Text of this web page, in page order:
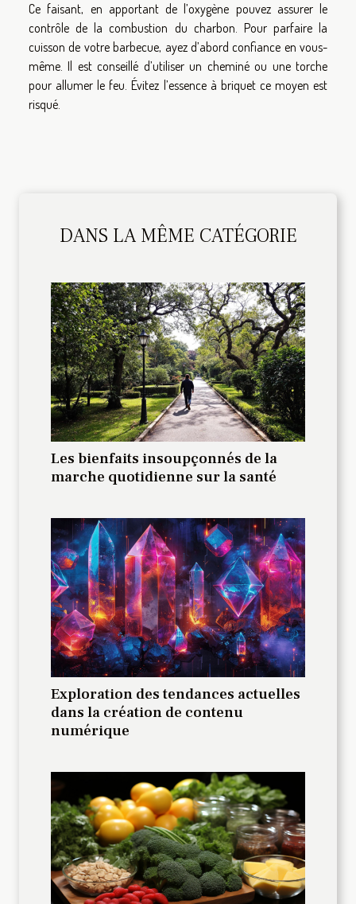
Ce faisant, en apportant de l’oxygène pouvez assurer le
contrôle de la combustion du charbon. Pour parfaire la
cuisson de votre barbecue, ayez d’abord confiance en vous-
même. Il est conseillé d’utiliser un cheminé ou une torche
pour allumer le feu. Évitez l’essence à briquet ce moyen est
risqué.
DANS LA MÊME CATÉGORIE
Les bienfaits insoupçonnés de la
marche quotidienne sur la santé
Exploration des tendances actuelles
dans la création de contenu
numérique